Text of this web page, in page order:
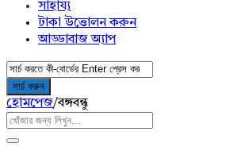
সাহায্য
টাকা উত্তোলন করুন
আড্ডাবাজ অ্যাপ
হোমপেজ/বঙ্গবন্ধু